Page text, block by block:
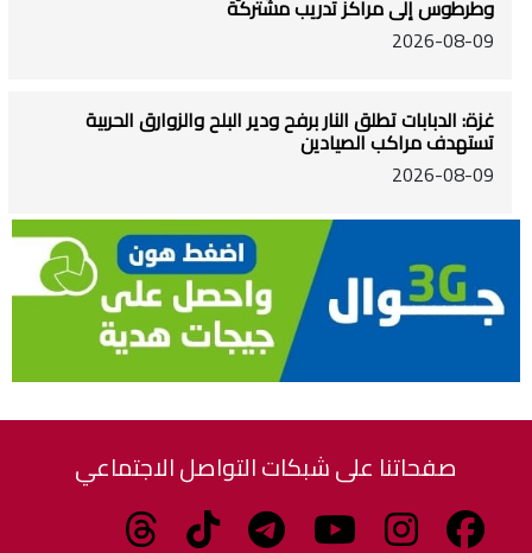
وطرطوس إلى مراكز تدريب مشتركة
2026-08-09
غزة: الدبابات تطلق النار برفح ودير البلح والزوارق الحربية
تستهدف مراكب الصيادين
2026-08-09
صفحاتنا على شبكات التواصل الاجتماعي